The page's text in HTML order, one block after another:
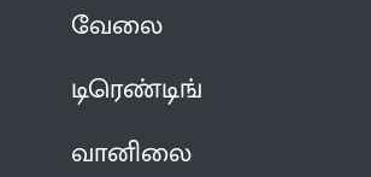
வேலை
டிரெண்டிங்
வானிலை